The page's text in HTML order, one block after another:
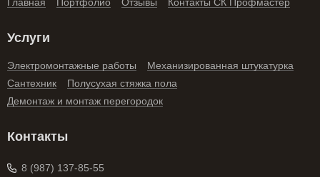
Услуги
Электромонтажные работы
Механизированная штукатурка
Сантехник
Полусухая стяжка пола
Демонтаж и монтаж перегородок
Контакты
8 (987) 137-85-55